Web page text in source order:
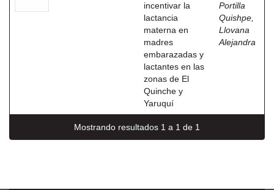
incentivar la
lactancia
materna en
madres
embarazadas y
lactantes en las
zonas de El
Quinche y
Yaruquí
Portilla
Quishpe,
Llovana
Alejandra
Mostrando resultados 1 a 1 de 1